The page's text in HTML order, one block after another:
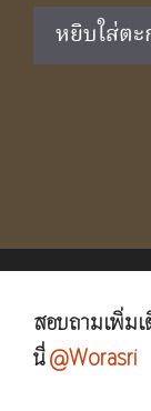
฿
หยิบใส่ตะ
สอบถามเพิ่ม
นี่@Worasri